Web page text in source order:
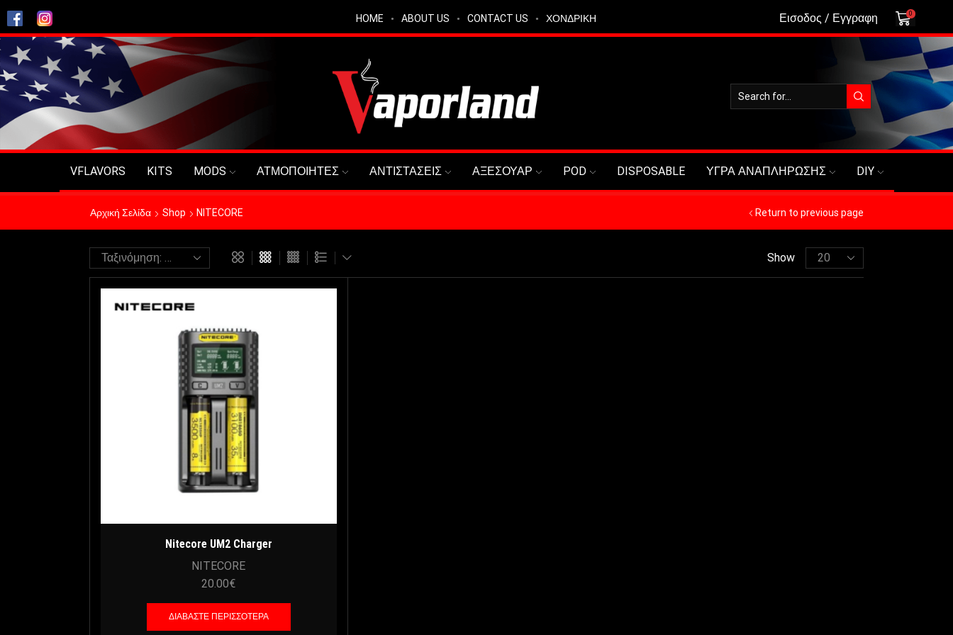
HOME ABOUT US CONTACT US ΧΟΝΔΡΙΚΗ Εισοδος / Εγγραφη 0
VFLAVORS KITS MODS ΑΤΜΟΠΟΙΗΤΕΣ ΑΝΤΙΣΤΑΣΕΙΣ ΑΞΕΣΟΥΑΡ POD DISPOSABLE ΥΓΡΑ ΑΝΑΠΛΗΡΩΣΗΣ DIY
Αρχική Σελίδα Shop NITECORE Return to previous page
Show
Nitecore UM2 Charger
NITECORE
20.00€
ΔΙΑΒΆΣΤΕ ΠΕΡΙΣΣΌΤΕΡΑ